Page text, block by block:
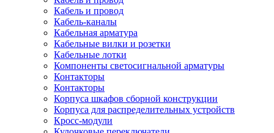
Кабель и провод
Кабель-каналы
Кабельная арматура
Кабельные вилки и розетки
Кабельные лотки
Компоненты светосигнальной арматуры
Контакторы
Контакторы
Корпуса шкафов сборной конструкции
Корпуса для распределительных устройств
Кросс-модули